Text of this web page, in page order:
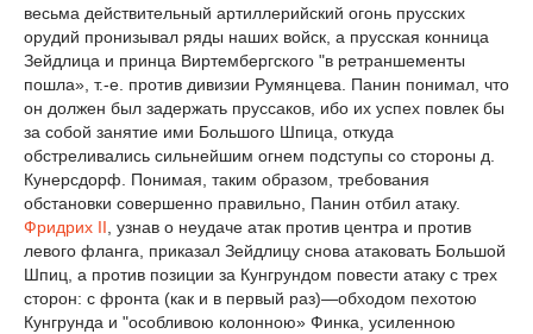
весьма действительный артиллерийский огонь прусских
орудий пронизывал ряды наших войск, а прусская конница
Зейдлица и принца Виртембергского "в ретраншементы
пошла», т.-е. против дивизии Румянцева. Панин понимал, что
он должен был задержать пруссаков, ибо их успех повлек бы
за собой занятие ими Большого Шпица, откуда
обстреливались сильнейшим огнем подступы со стороны д.
Кунерсдорф. Понимая, таким образом, требования
обстановки совершенно правильно, Панин отбил атаку.
Фридрих II , узнав о неудаче атак против центра и против
левого фланга, приказал Зейдлицу снова атаковать Большой
Шпиц, а против позиции за Кунгрундом повести атаку с трех
сторон: с фронта (как и в первый раз)—обходом пехотою
Кунгрунда и "особливою колонною» Финка, усиленною